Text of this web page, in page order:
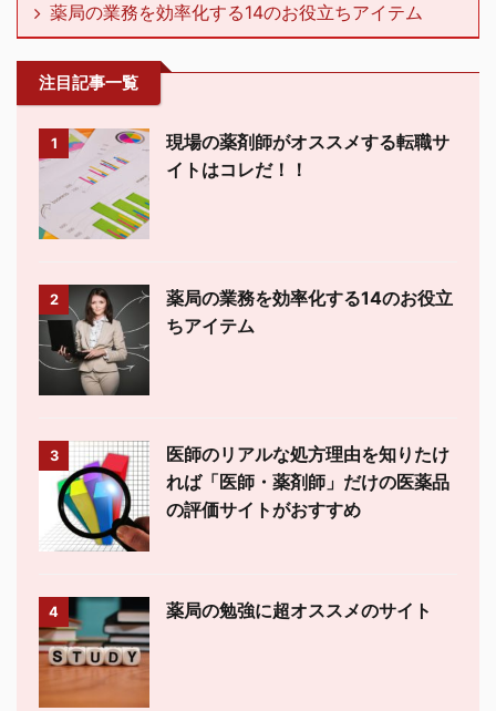
薬局の業務を効率化する14のお役立ちアイテム
注目記事一覧
1
現場の薬剤師がオススメする転職サ
イトはコレだ！！
2
薬局の業務を効率化する14のお役立
ちアイテム
3
医師のリアルな処方理由を知りたけ
れば「医師・薬剤師」だけの医薬品
の評価サイトがおすすめ
4 薬局の勉強に超オススメのサイト